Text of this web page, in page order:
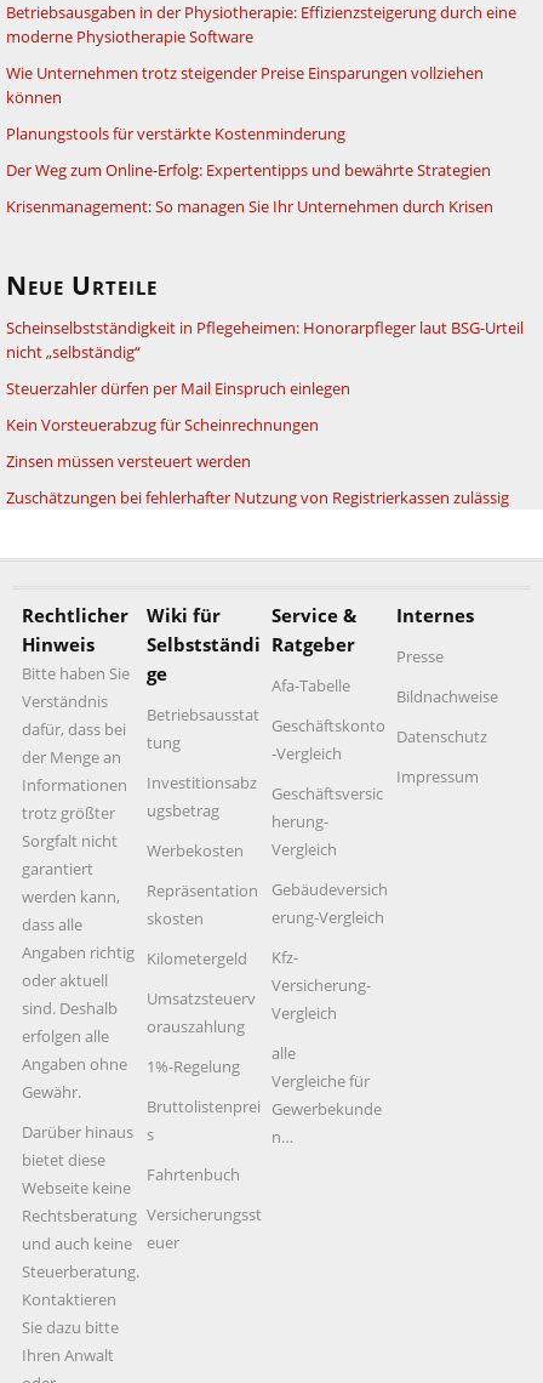
Betriebsausgaben in der Physiotherapie: Effizienzsteigerung durch eine
moderne Physiotherapie Software
Wie Unternehmen trotz steigender Preise Einsparungen vollziehen
können
Planungstools für verstärkte Kostenminderung
Der Weg zum Online-Erfolg: Expertentipps und bewährte Strategien
Krisenmanagement: So managen Sie Ihr Unternehmen durch Krisen
Neue Urteile
Scheinselbstständigkeit in Pflegeheimen: Honorarpfleger laut BSG-Urteil
nicht „selbständig“
Steuerzahler dürfen per Mail Einspruch einlegen
Kein Vorsteuerabzug für Scheinrechnungen
Zinsen müssen versteuert werden
Zuschätzungen bei fehlerhafter Nutzung von Registrierkassen zulässig
Rechtlicher
Hinweis
Bitte haben Sie
Verständnis
dafür, dass bei
der Menge an
Informationen
trotz größter
Sorgfalt nicht
garantiert
werden kann,
dass alle
Angaben richtig
oder aktuell
sind. Deshalb
erfolgen alle
Angaben ohne
Gewähr.
Darüber hinaus
bietet diese
Webseite keine
Rechtsberatung
und auch keine
Steuerberatung.
Kontaktieren
Sie dazu bitte
Ihren Anwalt
Wiki für
Selbstständi
ge
Betriebsausstat
tung
Investitionsabz
ugsbetrag
Werbekosten
Repräsentation
skosten
Kilometergeld
Umsatzsteuerv
orauszahlung
1%-Regelung
Bruttolistenprei
s
Fahrtenbuch
Versicherungsst
euer
Service &
Ratgeber
Afa-Tabelle
Geschäftskonto
-Vergleich
Geschäftsversic
herung-
Vergleich
Gebäudeversich
erung-Vergleich
Kfz-
Versicherung-
Vergleich
alle
Vergleiche für
Gewerbekunde
n…
Internes
Presse
Bildnachweise
Datenschutz
Impressum